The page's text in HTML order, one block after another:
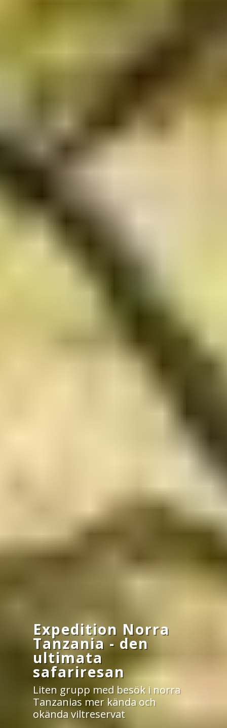
Expedition Norra
Tanzania - den
ultimata
safariresan
Liten grupp med besök i norra
Tanzanias mer kända och
okända viltreservat